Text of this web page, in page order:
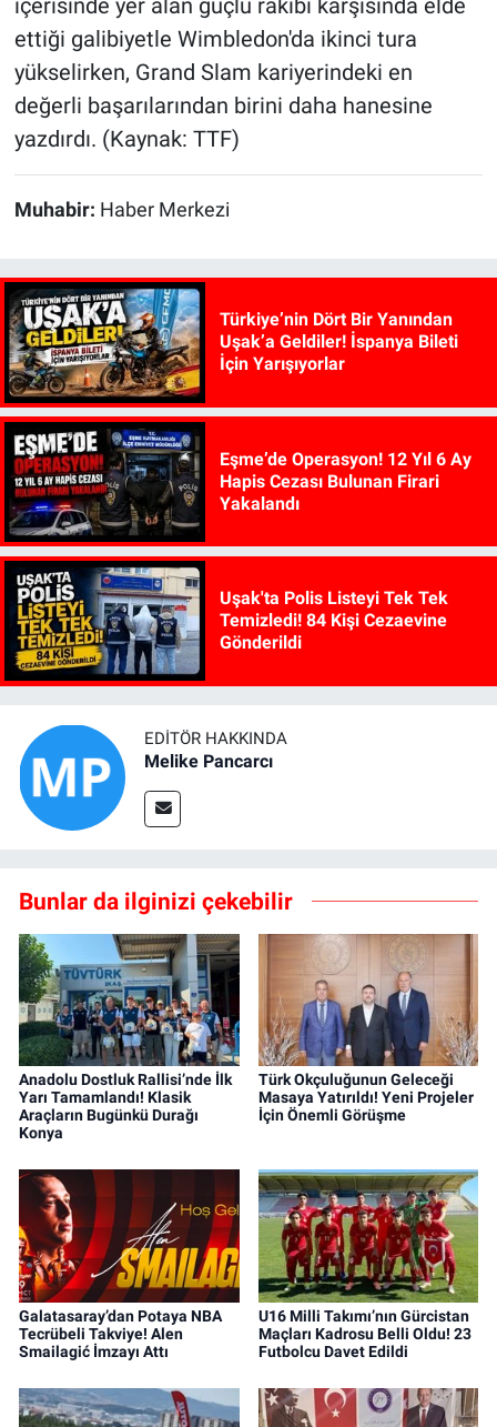
içerisinde yer alan güçlü rakibi karşısında elde
ettiği galibiyetle Wimbledon'da ikinci tura
yükselirken, Grand Slam kariyerindeki en
değerli başarılarından birini daha hanesine
yazdırdı. (Kaynak: TTF)
Muhabir: Haber Merkezi
Türkiye’nin Dört Bir Yanından
Uşak’a Geldiler! İspanya Bileti
İçin Yarışıyorlar
Eşme’de Operasyon! 12 Yıl 6 Ay
Hapis Cezası Bulunan Firari
Yakalandı
Uşak'ta Polis Listeyi Tek Tek
Temizledi! 84 Kişi Cezaevine
Gönderildi
EDITÖR HAKKINDA
Melike Pancarcı
Bunlar da ilginizi çekebilir
Anadolu Dostluk Rallisi’nde İlk
Yarı Tamamlandı! Klasik
Araçların Bugünkü Durağı
Konya
Türk Okçuluğunun Geleceği
Masaya Yatırıldı! Yeni Projeler
İçin Önemli Görüşme
Galatasaray’dan Potaya NBA
Tecrübeli Takviye! Alen
Smailagić İmzayı Attı
U16 Milli Takımı’nın Gürcistan
Maçları Kadrosu Belli Oldu! 23
Futbolcu Davet Edildi